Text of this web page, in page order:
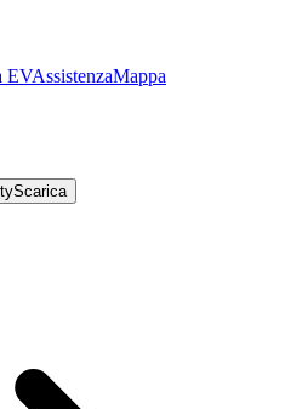
EVAssistenzaMappa
Scarica